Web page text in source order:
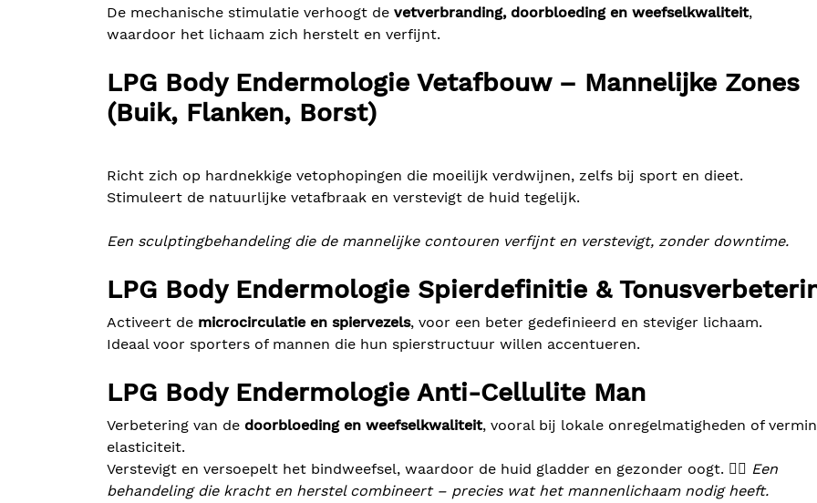
De mechanische stimulatie verhoogt de vetverbranding, doorbloeding en weefselkwaliteit,
waardoor het lichaam zich herstelt en verfijnt.
LPG Body Endermologie Vetafbouw – Mannelijke Zones
(Buik, Flanken, Borst)
Richt zich op hardnekkige vetophopingen die moeilijk verdwijnen, zelfs bij sport en dieet.
Stimuleert de natuurlijke vetafbraak en verstevigt de huid tegelijk.
Een sculptingbehandeling die de mannelijke contouren verfijnt en verstevigt, zonder downtime.
LPG Body Endermologie Spierdefinitie &
Activeert de microcirculatie en spiervezels, voor een beter gedefinieerd en steviger lichaam.
Ideaal voor sporters of mannen die hun spierstructuur willen accentueren.
LPG Body Endermologie Anti-Cellulite Man
Verbetering van de doorbloeding en weefselkwaliteit, vooral bij lokale onregelmatigheden of
elasticiteit.
Verstevigt en versoepelt het bindweefsel, waardoor de huid gladder en gezonder oogt. 💆‍♂️ Een
behandeling die kracht en herstel combineert – precies wat het mannenlichaam nodig heeft.